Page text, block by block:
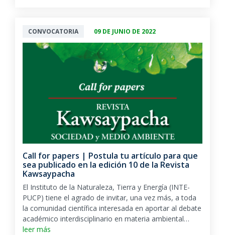
CONVOCATORIA 09 DE JUNIO DE 2022
Call for papers | Postula tu artículo para que
sea publicado en la edición 10 de la Revista
Kawsaypacha
El Instituto de la Naturaleza, Tierra y Energía (INTE-
PUCP) tiene el agrado de invitar, una vez más, a toda
la comunidad científica interesada en aportar al debate
académico interdisciplinario en materia ambiental…
leer más